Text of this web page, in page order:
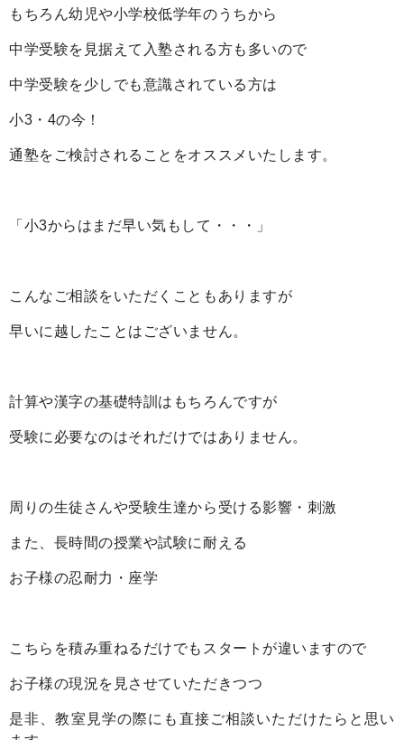
もちろん幼児や小学校低学年のうちから
中学受験を見据えて入塾される方も多いので
中学受験を少しでも意識されている方は
小3・4の今！
通塾をご検討されることをオススメいたします。
「小3からはまだ早い気もして・・・」
こんなご相談をいただくこともありますが
早いに越したことはございません。
計算や漢字の基礎特訓はもちろんですが
受験に必要なのはそれだけではありません。
周りの生徒さんや受験生達から受ける影響・刺激
また、長時間の授業や試験に耐える
お子様の忍耐力・座学
こちらを積み重ねるだけでもスタートが違いますので
お子様の現況を見させていただきつつ
是非、教室見学の際にも直接ご相談いただけたらと思い